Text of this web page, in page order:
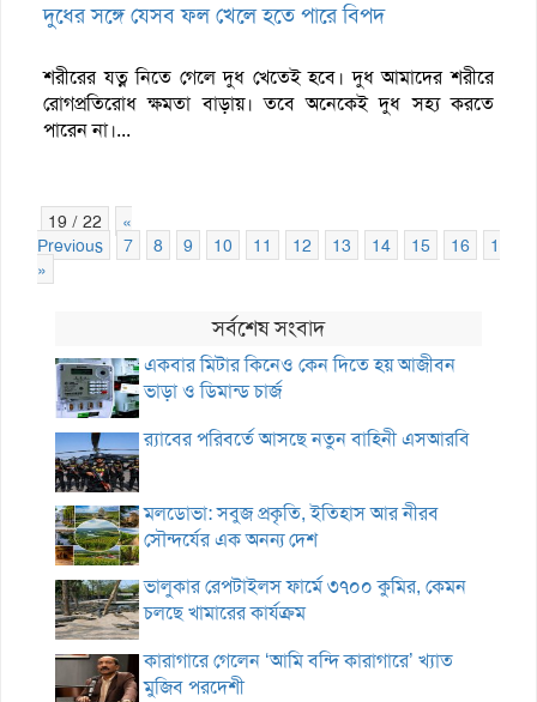
দুধের সঙ্গে যেসব ফল খেলে হতে পারে বিপদ
শরীরের যত্ন নিতে গেলে দুধ খেতেই হবে। দুধ আমাদের শরীরে
রোগপ্রতিরোধ ক্ষমতা বাড়ায়। তবে অনেকেই দুধ সহ্য করতে
পারেন না।...
19 / 22
«
Previous
7 8 9 10 11 12 13 14 15 16 17
»
সর্বশেষ সংবাদ
একবার মিটার কিনেও কেন দিতে হয় আজীবন
ভাড়া ও ডিমান্ড চার্জ
র‌্যাবের পরিবর্তে আসছে নতুন বাহিনী এসআরবি
মলডোভা: সবুজ প্রকৃতি, ইতিহাস আর নীরব
সৌন্দর্যের এক অনন্য দেশ
ভালুকার রেপটাইলস ফার্মে ৩৭০০ কুমির, কেমন
চলছে খামারের কার্যক্রম
কারাগারে গেলেন ‘আমি বন্দি কারাগারে’ খ্যাত
মুজিব পরদেশী